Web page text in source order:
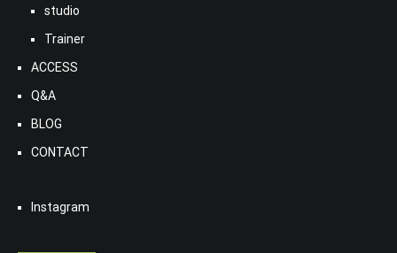
studio
Trainer
ACCESS
Q&A
BLOG
CONTACT
Instagram